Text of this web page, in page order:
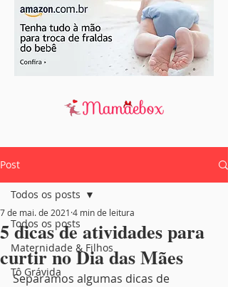
Post
Todos os posts
Maternidade & Filhos
Tô Grávida
Todos os posts
5 dicas de atividades para
curtir no Dia das Mães
7 de mai. de 2021 4 min de leitura
Separamos algumas dicas de